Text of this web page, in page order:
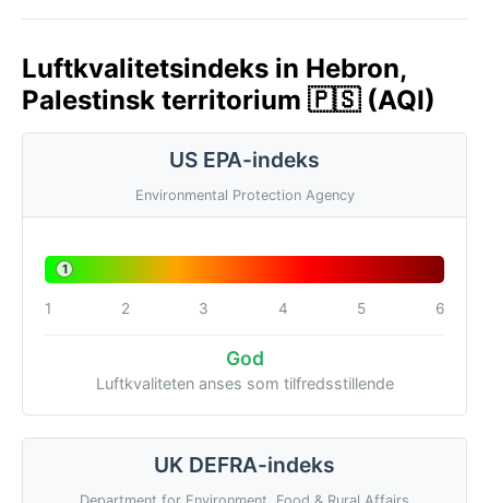
Luftkvalitetsindeks in Hebron,
Palestinsk territorium 🇵🇸 (AQI)
US EPA-indeks
Environmental Protection Agency
1
1 2 3 4 5 6
God
Luftkvaliteten anses som tilfredsstillende
UK DEFRA-indeks